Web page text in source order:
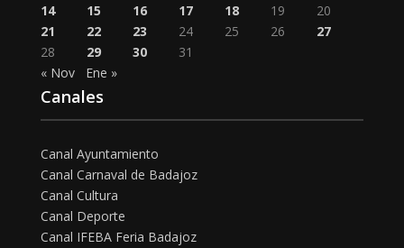
14
15 16 17 18 19
20
21
22 23 24 25 26
27
28
29 30
31
« Nov
Ene »
Canales
Canal Ayuntamiento
Canal Carnaval de Badajoz
Canal Cultura
Canal Deporte
Canal IFEBA Feria Badajoz